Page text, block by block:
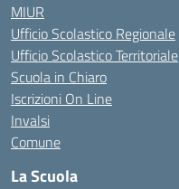
MIUR
Ufficio Scolastico Regionale
Ufficio Scolastico Territoriale
Scuola in Chiaro
Iscrizioni On Line
Invalsi
Comune
La Scuola